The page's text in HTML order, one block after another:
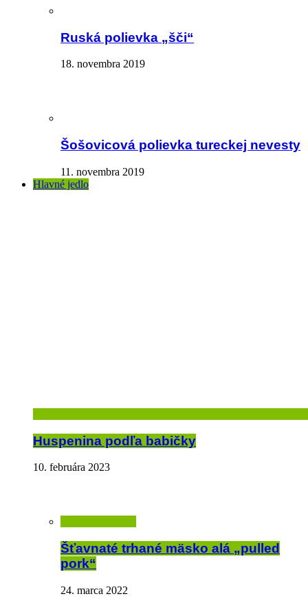
Ruská polievka „šči“
18. novembra 2019
Šošovicová polievka tureckej nevesty
11. novembra 2019
Hlavné jedlo
Huspenina podľa babičky
10. februára 2023
Šťavnaté trhané mäsko alá „pulled
pork“
24. marca 2022